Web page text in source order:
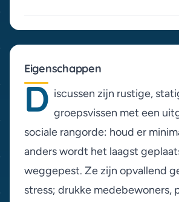
Eigenschappen
D iscussen zijn rustige,
groepsvissen met een
sociale rangorde: houd er
anders wordt het laagst
weggepest. Ze zijn opvallend
stress; drukke medebewoners,